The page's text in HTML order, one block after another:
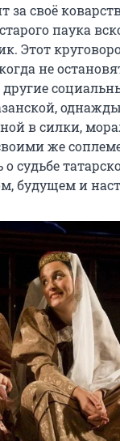
за своё
паука
Этот
не
в силки,
же
судьбе
будущем и